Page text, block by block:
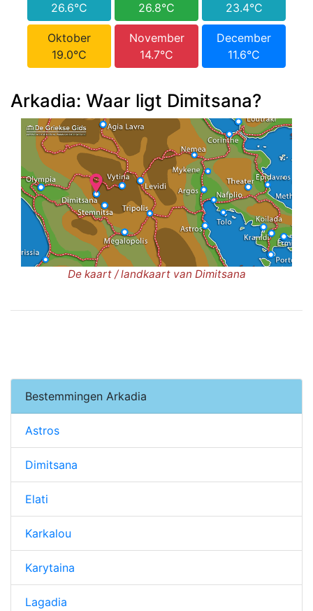
26.6°C
26.8°C
23.4°C
Oktober
19.0°C
November
14.7°C
December
11.6°C
Arkadia: Waar ligt Dimitsana?
De kaart / landkaart van Dimitsana
Bestemmingen Arkadia
Astros
Dimitsana
Elati
Karkalou
Karytaina
Lagadia